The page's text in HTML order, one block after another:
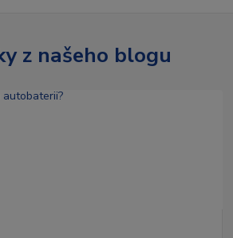
z našeho blogu